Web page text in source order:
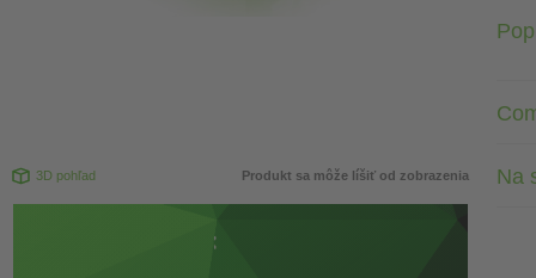
3D pohľad Produkt sa môže líšiť od zobrazenia Na